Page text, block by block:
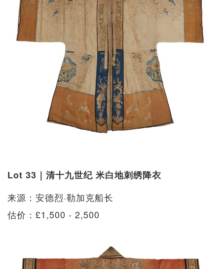
Lot 33｜清十九世纪 米白地刺绣降衣
来源：安德烈·勒加克船长
估价：£1,500 - 2,500